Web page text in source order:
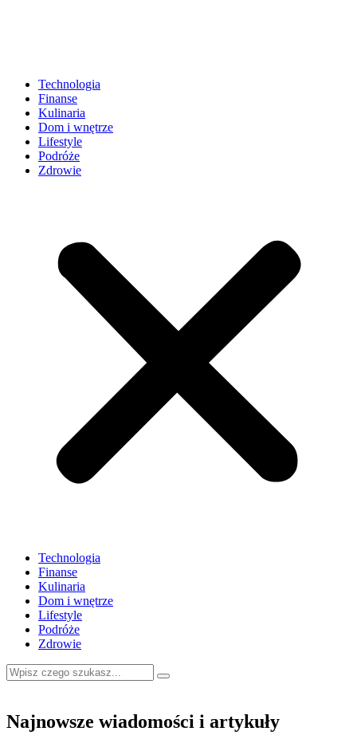
Technologia
Finanse
Kulinaria
Dom i wnętrze
Lifestyle
Podróże
Zdrowie
Technologia
Finanse
Kulinaria
Dom i wnętrze
Lifestyle
Podróże
Zdrowie
Najnowsze wiadomości i artykuły